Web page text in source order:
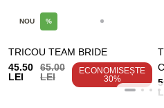
NOU %
TRICOU TEAM BRIDE
45.50
LEI
65.00
LEI
ECONOMISEȘTE
30%